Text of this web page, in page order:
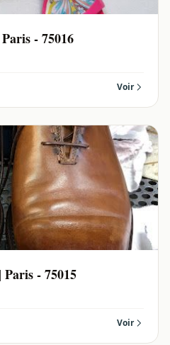
- 75016
Voir
- 75015
Voir